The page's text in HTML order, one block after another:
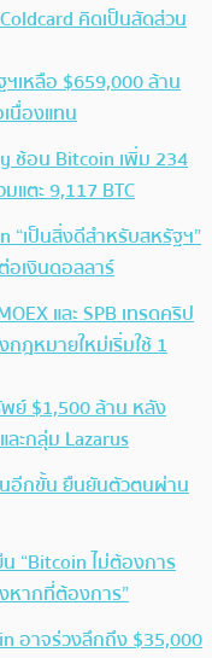
คิดเป็นสัดส่วน
เหลือ $659,000 ล้าน
นื่องแทน
ช้อน Bitcoin เพิ่ม 234
แตะ 9,117 BTC
“เป็นสิ่งดีสำหรับสหรัฐฯ”
อเงินดอลลาร์
และ SPB เทรดคริป
ฎหมายใหม่เริ่มใช้ 1
ย์ $1,500 ล้าน หลัง
ะกลุ่ม Lazarus
อีกขั้น ยืนยันตัวตนผ่าน
“Bitcoin ไม่ต้องการ
หากที่ต้องการ”
อาจร่วงลึกถึง $35,000